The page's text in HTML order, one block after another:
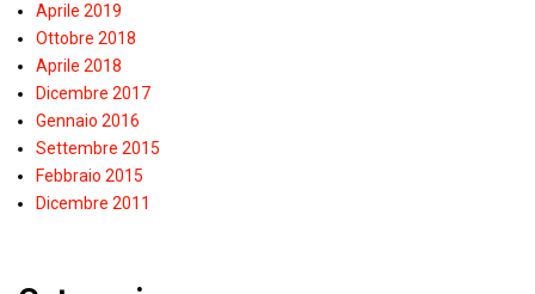
Aprile 2019
Ottobre 2018
Aprile 2018
Dicembre 2017
Gennaio 2016
Settembre 2015
Febbraio 2015
Dicembre 2011